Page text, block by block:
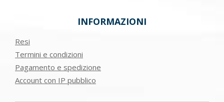
INFORMAZIONI
Resi
Termini e condizioni
Pagamento e spedizione
Account con IP pubblico